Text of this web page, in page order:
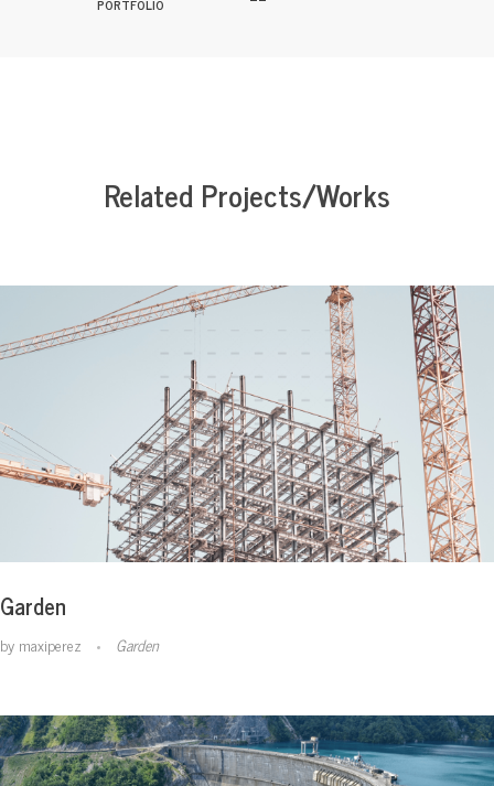
PORTFOLIO
Related Projects/Works
Garden
by maxiperez Garden